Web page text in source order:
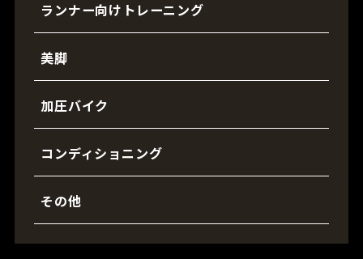
ランナー向けトレーニング
美脚
加圧バイク
コンディショニング
その他